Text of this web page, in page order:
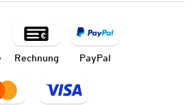
Rechnung PayPal